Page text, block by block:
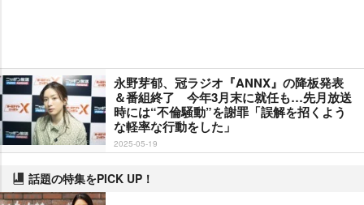
永野芽郁、冠ラジオ『ANNX』の降板発表
＆番組終了 今年3月末に就任も…先月放送
時には“不倫騒動”を謝罪「誤解を招くよう
な軽率な行動をした」
2025-05-19
話題の特集をPICK UP！